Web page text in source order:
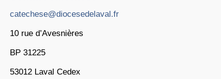
catechese@diocesedelaval.fr
10 rue d’Avesnières
BP 31225
53012 Laval Cedex